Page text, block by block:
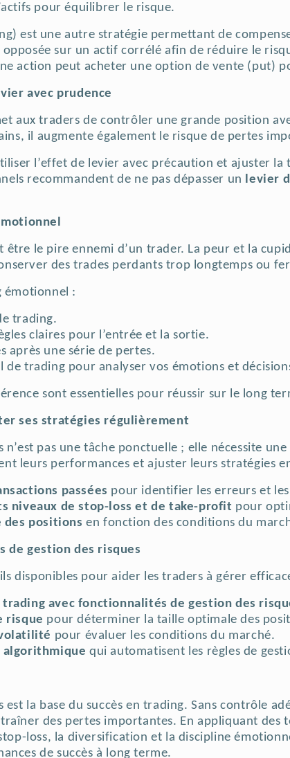
pour équilibrer le risque.
est une autre stratégie permettant de
sur un actif corrélé afin de réduire le
action peut acheter une option de vente (put)
avec prudence
aux traders de contrôler une grande position
il augmente également le risque de pertes
l’effet de levier avec précaution et ajuster la
recommandent de ne pas dépasser un
levier
être le pire ennemi d’un trader. La peur et la
des trades perdants trop longtemps ou
émotionnel :
trading.
claires pour l’entrée et la sortie.
après une série de pertes.
de trading pour analyser vos émotions et
sont essentielles pour réussir sur le long
ses stratégies régulièrement
n’est pas une tâche ponctuelle ; elle nécessite
leurs performances et ajuster leurs stratégies
passées pour identifier les erreurs et les
niveaux de stop-loss et de take-profit pour
positions en fonction des conditions du
de gestion des risques
disponibles pour aider les traders à gérer
trading avec fonctionnalités de gestion des
risque pour déterminer la taille optimale des
pour évaluer les conditions du marché.
algorithmique qui automatisent les règles de
est la base du succès en trading. Sans contrôle
des pertes importantes. En appliquant des
loss, la diversification et la discipline
de succès à long terme.